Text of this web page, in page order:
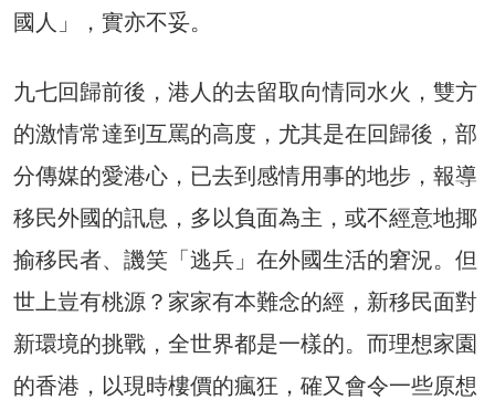
國人」，實亦不妥。
九七回歸前後，港人的去留取向情同水火，雙方
的激情常達到互罵的高度，尤其是在回歸後，部
分傳媒的愛港心，已去到感情用事的地步，報導
移民外國的訊息，多以負面為主，或不經意地揶
揄移民者、譏笑「逃兵」在外國生活的窘況。但
世上豈有桃源？家家有本難念的經，新移民面對
新環境的挑戰，全世界都是一樣的。而理想家園
的香港，以現時樓價的瘋狂，確又會令一些原想